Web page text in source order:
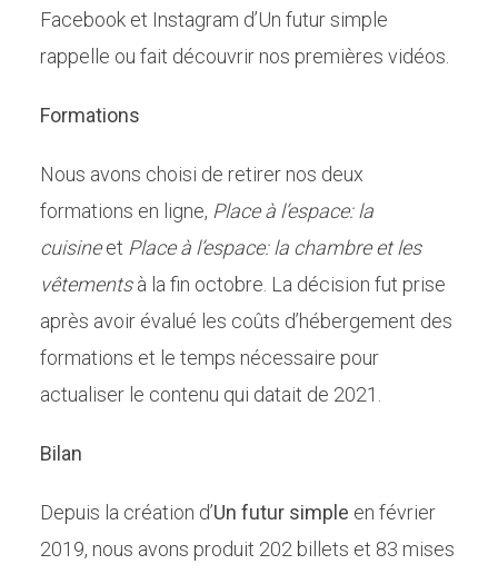
Facebook et Instagram d’Un futur simple
rappelle ou fait découvrir nos premières vidéos.
Formations
Nous avons choisi de retirer nos deux
formations en ligne, Place à l’espace: la
cuisineet Place à l’espace: la chambre et les
vêtementsà la fin octobre. La décision fut prise
après avoir évalué les coûts d’hébergement des
formations et le temps nécessaire pour
actualiser le contenu qui datait de 2021.
Bilan
Depuis la création d’Un futur simple en février
2019, nous avons produit 202 billets et 83 mises